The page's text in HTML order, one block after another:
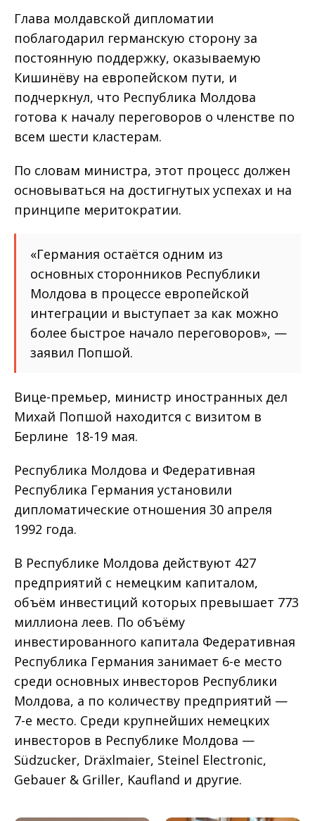
Глава молдавской дипломатии
поблагодарил германскую сторону за
постоянную поддержку, оказываемую
Кишинёву на европейском пути, и
подчеркнул, что Республика Молдова
готова к началу переговоров о членстве по
всем шести кластерам.
По словам министра, этот процесс должен
основываться на достигнутых успехах и на
принципе меритократии.
«Германия остаётся одним из
основных сторонников Республики
Молдова в процессе европейской
интеграции и выступает за как можно
более быстрое начало переговоров», —
заявил Попшой.
Вице-премьер, министр иностранных дел
Михай Попшой находится с визитом в
Берлине 18-19 мая.
Республика Молдова и Федеративная
Республика Германия установили
дипломатические отношения 30 апреля
1992 года.
В Республике Молдова действуют 427
предприятий с немецким капиталом,
объём инвестиций которых превышает 773
миллиона леев. По объёму
инвестированного капитала Федеративная
Республика Германия занимает 6-е место
среди основных инвесторов Республики
Молдова, а по количеству предприятий —
7-е место. Среди крупнейших немецких
инвесторов в Республике Молдова —
Südzucker, Dräxlmaier, Steinel Electronic,
Gebauer & Griller, Kaufland и другие.